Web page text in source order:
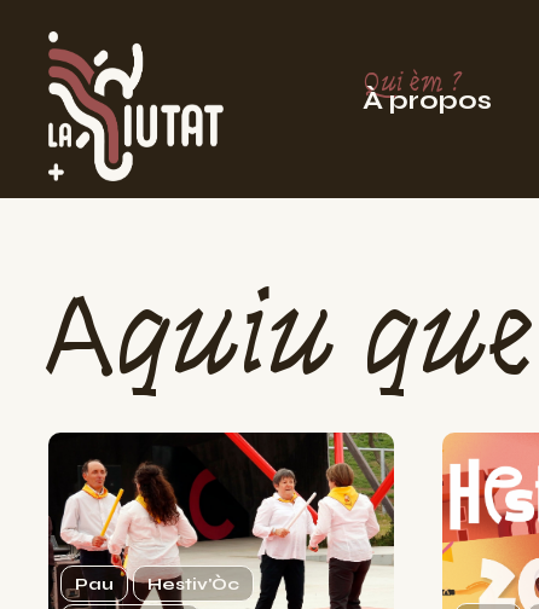
Qui èm ?
À propos
Aquiu
Pau
Hestiv'Òc